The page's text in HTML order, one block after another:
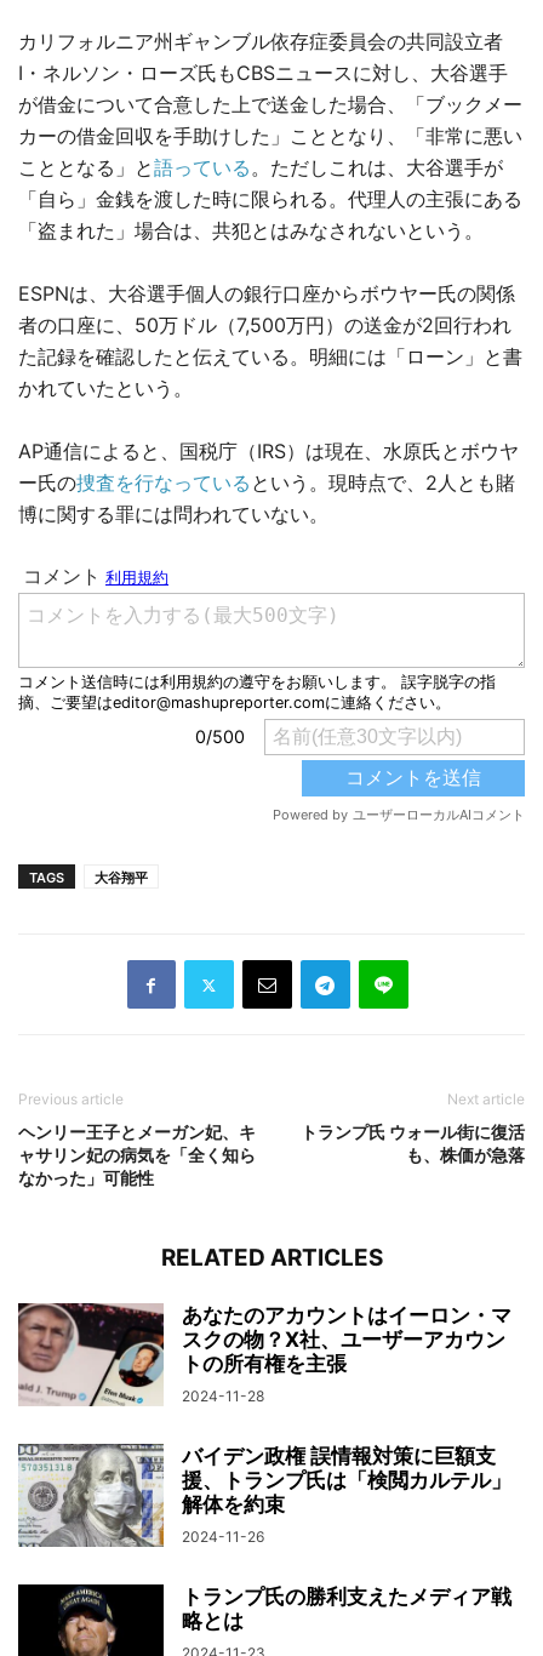
カリフォルニア州ギャンブル依存症委員会の共同設立者
I・ネルソン・ローズ氏もCBSニュースに対し、大谷選手
が借金について合意した上で送金した場合、「ブックメー
カーの借金回収を手助けした」こととなり、「非常に悪い
こととなる」と語っている。ただしこれは、大谷選手が
「自ら」金銭を渡した時に限られる。代理人の主張にある
「盗まれた」場合は、共犯とはみなされないという。
ESPNは、大谷選手個人の銀行口座からボウヤー氏の関係
者の口座に、50万ドル（7,500万円）の送金が2回行われ
た記録を確認したと伝えている。明細には「ローン」と書
かれていたという。
AP通信によると、国税庁（IRS）は現在、水原氏とボウヤ
ー氏の捜査を行なっている という。現時点で、2人とも賭
博に関する罪には問われていない。
TAGS 大谷翔平
Previous article
ヘンリー王子とメーガン妃、キ
ャサリン妃の病気を「全く知ら
なかった」可能性
Next article
トランプ氏 ウォール街に復活
も、株価が急落
RELATED ARTICLES
あなたのアカウントはイーロン・マ
スクの物？X社、ユーザーアカウン
トの所有権を主張
2024-11-28
バイデン政権 誤情報対策に巨額支
援、トランプ氏は「検閲カルテル」
解体を約束
2024-11-26
トランプ氏の勝利支えたメディア戦
略とは